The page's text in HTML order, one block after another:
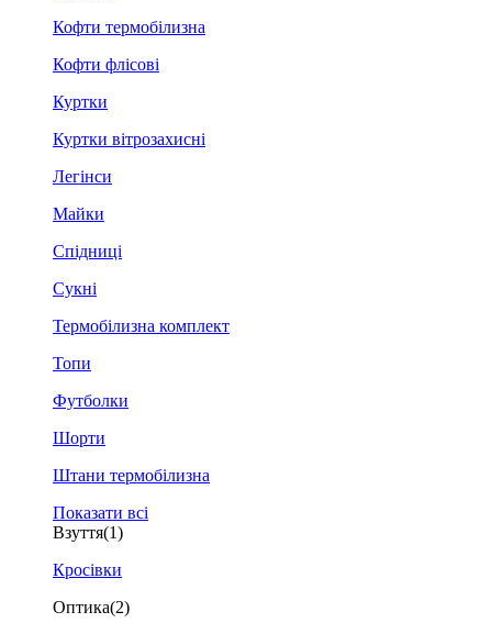
Кофти термобілизна
Кофти флісові
Куртки
Куртки вітрозахисні
Легінси
Майки
Спідниці
Сукні
Термобілизна комплект
Топи
Футболки
Шорти
Штани термобілизна
Показати всі
Взуття(1)
Кросівки
Оптика(2)